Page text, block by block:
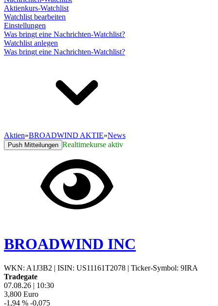
Aktienkurs-Watchlist
Watchlist bearbeiten
Einstellungen
Was bringt eine Nachrichten-Watchlist?
Watchlist anlegen
Was bringt eine Nachrichten-Watchlist?
Aktien»BROADWIND AKTIE»News
Push Mitteilungen Realtimekurse aktiv
BROADWIND INC
WKN: A1J3B2 | ISIN: US11161T2078 | Ticker-Symbol: 9IRA
Tradegate
07.08.26 | 10:30
3,800 Euro
-1,94 % -0,075